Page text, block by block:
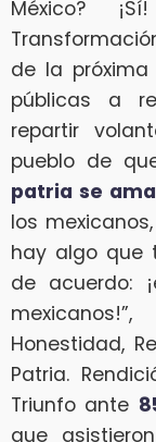
México?
de la
públicas a
repartir
pueblo de
patria se
los
hay algo que
de acuerdo:
Honestidad,
Patria.
Triunfo ante
que